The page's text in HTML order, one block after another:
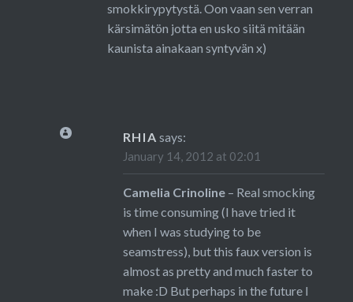
smokkirypytystä. Oon vaan sen verran
kärsimätön jotta en usko siitä mitään
kaunista ainakaan syntyvän x)
RHIA says:
January 14, 2012 at 02:01
Camelia Crinoline– Real smocking
is time consuming (I have tried it
when I was studying to be
seamstress), but this faux version is
almost as pretty and much faster to
make :D But perhaps in the future I